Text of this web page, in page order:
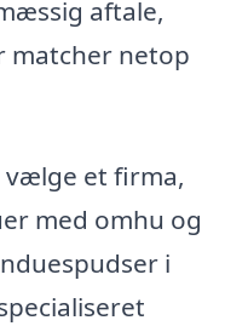
aftale,
matcher netop
vælge et firma,
med omhu og
i